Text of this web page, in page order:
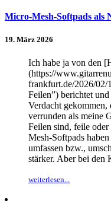
Micro-Mesh-Softpads als
19. März 2026
Ich habe ja von den
(https://
frankfurt.de/2026/02/
Feilen”) berichtet
Verdacht gekommen,
verrunden als meine
Feilen sind, feile
Mesh-Softpads
umfassen bzw.,
stärker. Aber bei
weiterlesen...